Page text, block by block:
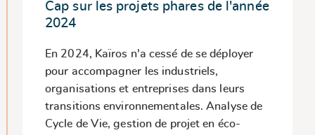
Cap sur les projets phares de l'année
2024
En 2024, Kaïros n'a cessé de se déployer
pour accompagner les industriels,
organisations et entreprises dans leurs
transitions environnementales. Analyse de
Cycle de Vie, gestion de projet en éco-